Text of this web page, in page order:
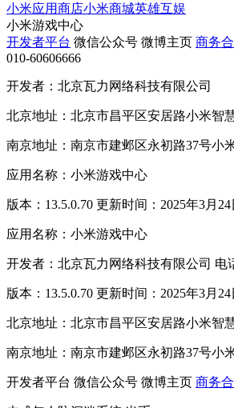
小米应用商店小米商城英雄互娱
小米游戏中心
开发者平台 微信公众号 微博主页 商务
010-60606666
开发者：北京瓦力网络科技有限公司
北京地址：北京市昌平区安居路小米智
南京地址：南京市建邺区永初路37号小
应用名称：小米游戏中心
版本：13.5.0.70 更新时间：2025年3月24
应用名称：小米游戏中心
开发者：北京瓦力网络科技有限公司 电
版本：13.5.0.70 更新时间：2025年3月24
北京地址：北京市昌平区安居路小米智
南京地址：南京市建邺区永初路37号小
开发者平台 微信公众号 微博主页 商务